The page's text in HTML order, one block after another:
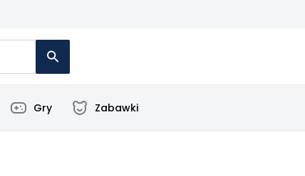
Gry Zabawki